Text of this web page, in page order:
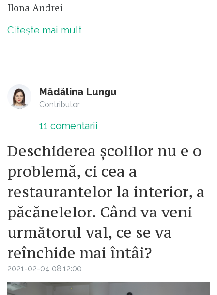
Ilona Andrei
Citește mai mult
Mădălina Lungu
Contributor
11 comentarii
Deschiderea școlilor nu e o
problemă, ci cea a
restaurantelor la interior, a
păcănelelor. Când va veni
următorul val, ce se va
reînchide mai întâi?
2021-02-04 08:12:00